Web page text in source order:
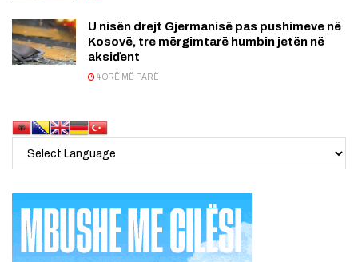
U nisën drejt Gjermanisë pas pushimeve në
Kosovë, tre mërgimtarë humbin jetën në
aksiďent
4 ORË MË PARË